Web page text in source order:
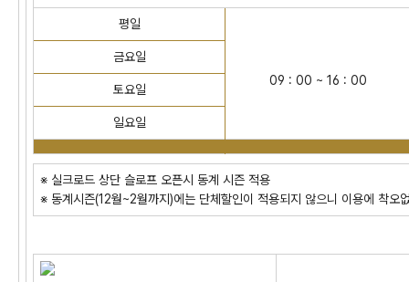
평일
09 : 00 ~ 16 : 00
금요일
토요일
일요일
※ 실크로드 상단 슬로프 오픈시 동계 시즌 적용
※ 동계시즌(12월~2월까지)에는 단체할인이 적용되지 않으니 이용에 착오